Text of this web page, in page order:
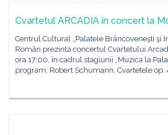
Cvartetul ARCADIA în concert la
Centrul Cultural „Palatele Brâncoveneşti şi
Român prezintă concertul Cvartetului
ora 17:00, în cadrul stagiunii „Muzica la
program: Robert Schumann, Cvartetele op.